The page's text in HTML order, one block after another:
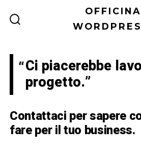
COMMUTATORE
OFFICINA
Ci piacerebbe
progetto.
Contattaci per sapere
fare per il tuo business.